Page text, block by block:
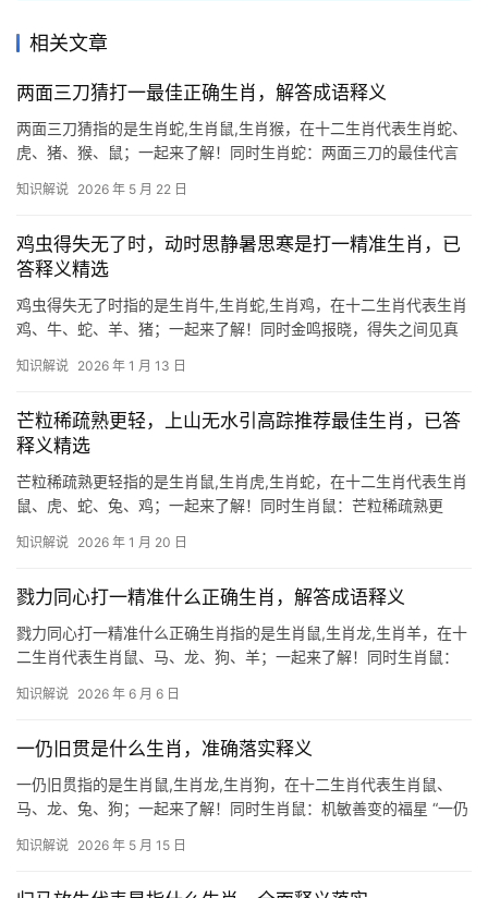
相关文章
两面三刀猜打一最佳正确生肖，解答成语释义
两面三刀猜指的是生肖蛇,生肖鼠,生肖猴，在十二生肖代表生肖蛇、
虎、猪、猴、鼠；一起来了解！同时生肖蛇：两面三刀的最佳代言
而生肖蛇恰是这一特质的绝佳象征，蛇类天生善于伪装，既能蛰伏
知识解说 2026 年 5 月 22 日
鸡虫得失无了时，动时思静暑思寒是打一精准生肖，已
答释义精选
鸡虫得失无了时指的是生肖牛,生肖蛇,生肖鸡，在十二生肖代表生肖
鸡、牛、蛇、羊、猪；一起来了解！同时金鸣报晓，得失之间见真
鸡，鸡栖于架则思虫，得虫又忧寒暑，恰如人生患得患失，古籍
知识解说 2026 年 1 月 13 日
芒粒稀疏熟更轻，上山无水引高踪推荐最佳生肖，已答
释义精选
芒粒稀疏熟更轻指的是生肖鼠,生肖虎,生肖蛇，在十二生肖代表生肖
鼠、虎、蛇、兔、鸡；一起来了解！同时生肖鼠：芒粒稀疏熟更
越是看似资源匮乏的环境，越能激发其灵活应变的能力，2024年甲
知识解说 2026 年 1 月 20 日
戮力同心打一精准什么正确生肖，解答成语释义
戮力同心打一精准什么正确生肖指的是生肖鼠,生肖龙,生肖羊，在十
二生肖代表生肖鼠、马、龙、狗、羊；一起来了解！同时生肖鼠：
力同心”正是其团队精神的写照，鼠年出生之人，天生具备极强的适
知识解说 2026 年 6 月 6 日
一仍旧贯是什么生肖，准确落实释义
一仍旧贯指的是生肖鼠,生肖龙,生肖狗，在十二生肖代表生肖鼠、
马、龙、兔、狗；一起来了解！同时生肖鼠：机敏善变的福星 “一仍
聪慧，但下半年若固守旧业，恐错失良机，23岁者事业易遭打压，
知识解说 2026 年 5 月 15 日